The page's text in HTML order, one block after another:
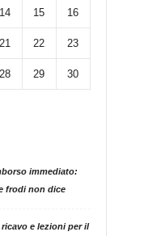
14 15 16
21 22 23
28 29
30
immediato:
frodi non dice
e lezioni per il